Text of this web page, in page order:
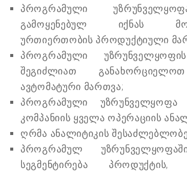
პროგრამული
გამოყენებულ იქნას
ურთიერთობის პროდუქტიული
პროგრამული
შეგიძლიათ
ავტომატური მართვა;
პროგრამული უზრუნველყოფა
კომპანიის ყველა ოპერაციის
ღრმა ანალიტიკის
პროგრამულ
სეგმენტირება პროდუქტის,